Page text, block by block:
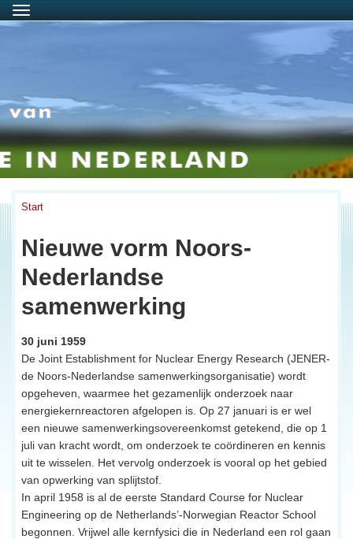
Menu
Start
Nieuwe vorm Noors-
Nederlandse
samenwerking
30 juni 1959
De Joint Establishment for Nuclear Energy Research (JENER-
de Noors-Nederlandse samenwerkingsorganisatie) wordt
opgeheven, waarmee het gezamenlijk onderzoek naar
energiekernreactoren afgelopen is. Op 27 januari is er wel
een nieuwe samenwerkingsovereenkomst getekend, die op 1
juli van kracht wordt, om onderzoek te coördineren en kennis
uit te wisselen. Het vervolg onderzoek is vooral op het gebied
van opwerking van splijtstof.
In april 1958 is al de eerste Standard Course for Nuclear
Engineering op de Netherlands’-Norwegian Reactor School
begonnen. Vrijwel alle kernfysici die in Nederland een rol gaan